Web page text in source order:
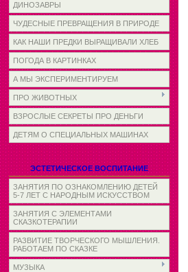
ДИНОЗАВРЫ
ЧУДЕСНЫЕ ПРЕВРАЩЕНИЯ В ПРИРОДЕ
КАК НАШИ ПРЕДКИ ВЫРАЩИВАЛИ ХЛЕБ
ПОГОДА В КАРТИНКАХ
А МЫ ЭКСПЕРИМЕНТИРУЕМ
ПРО ЖИВОТНЫХ
ВЗРОСЛЫЕ СЕКРЕТЫ ПРО ДЕНЬГИ
ДЕТЯМ О СПЕЦИАЛЬНЫХ МАШИНАХ
ЭСТЕТИЧЕСКОЕ ВОСПИТАНИЕ
ЗАНЯТИЯ ПО ОЗНАКОМЛЕНИЮ ДЕТЕЙ
5-7 ЛЕТ С НАРОДНЫМ ИСКУССТВОМ
ЗАНЯТИЯ С ЭЛЕМЕНТАМИ
СКАЗКОТЕРАПИИ
РАЗВИТИЕ ТВОРЧЕСКОГО МЫШЛЕНИЯ.
РАБОТАЕМ ПО СКАЗКЕ
МУЗЫКА